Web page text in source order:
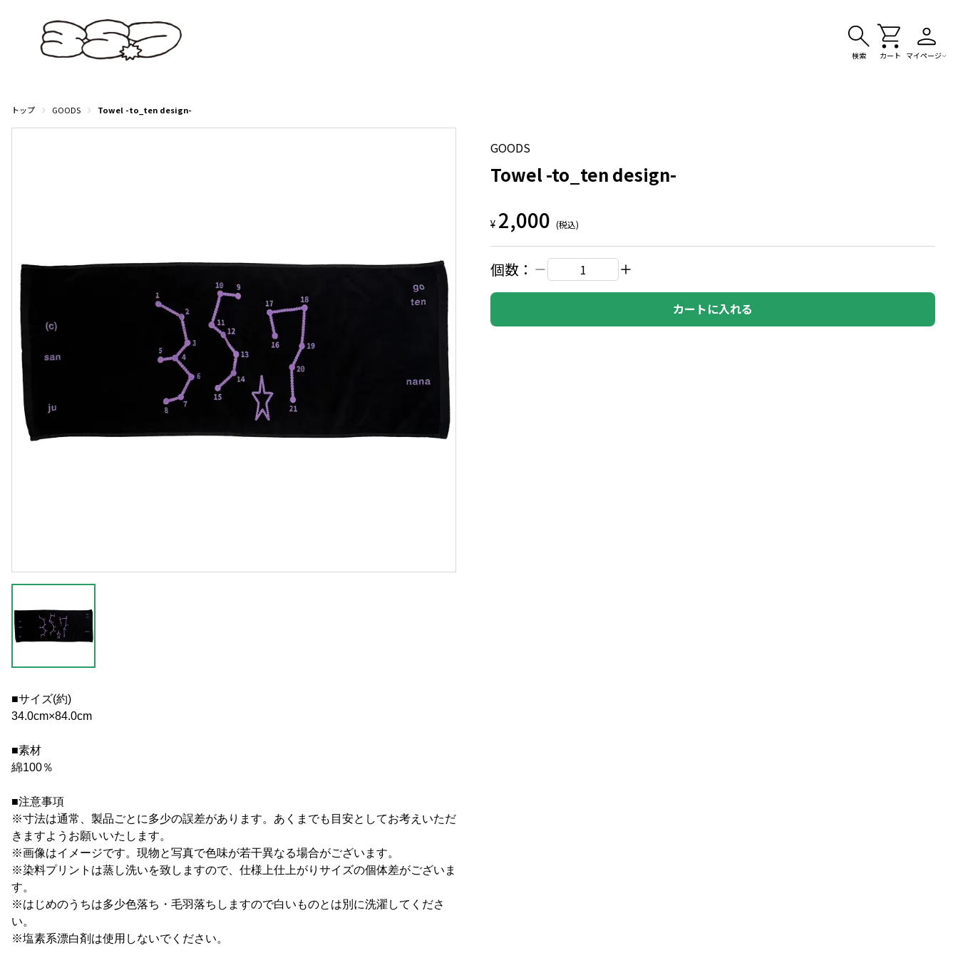
検索 カート マイページ
トップ GOODS Towel -to_ten design-
■サイズ(約)
34.0cm×84.0cm
■素材
綿100％
■注意事項
※寸法は通常、製品ごとに多少の誤差があります。あくまでも目安としてお考えいただ
きますようお願いいたします。
※画像はイメージです。現物と写真で色味が若干異なる場合がございます。
※染料プリントは蒸し洗いを致しますので、仕様上仕上がりサイズの個体差がございま
す。
※はじめのうちは多少色落ち・毛羽落ちしますので白いものとは別に洗濯してくださ
い。
※塩素系漂白剤は使用しないでください。
GOODS
Towel -to_ten design-
¥ 2,000 (税込)
個数：
カートに入れる